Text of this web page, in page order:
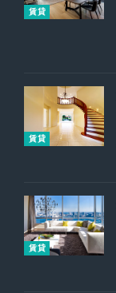
賃貸
賃貸
賃貸